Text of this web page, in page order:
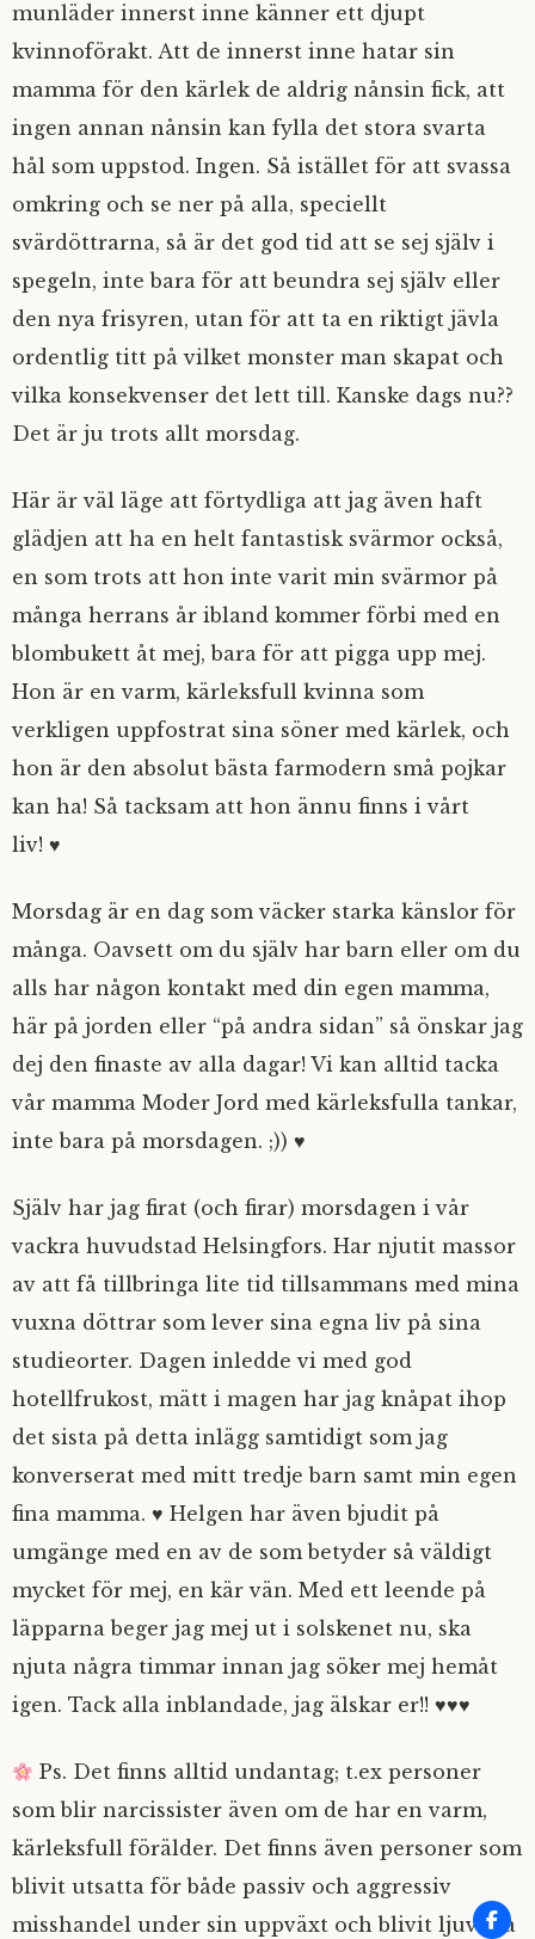
munläder innerst inne känner ett djupt
kvinnoförakt. Att de innerst inne hatar sin
mamma för den kärlek de aldrig nånsin fick, att
ingen annan nånsin kan fylla det stora svarta
hål som uppstod. Ingen. Så istället för att svassa
omkring och se ner på alla, speciellt
svärdöttrarna, så är det god tid att se sej själv i
spegeln, inte bara för att beundra sej själv eller
den nya frisyren, utan för att ta en riktigt jävla
ordentlig titt på vilket monster man skapat och
vilka konsekvenser det lett till. Kanske dags nu??
Det är ju trots allt morsdag.
Här är väl läge att förtydliga att jag även haft
glädjen att ha en helt fantastisk svärmor också,
en som trots att hon inte varit min svärmor på
många herrans år ibland kommer förbi med en
blombukett åt mej, bara för att pigga upp mej.
Hon är en varm, kärleksfull kvinna som
verkligen uppfostrat sina söner med kärlek, och
hon är den absolut bästa farmodern små pojkar
kan ha! Så tacksam att hon ännu finns i vårt
liv! ♥
Morsdag är en dag som väcker starka känslor för
många. Oavsett om du själv har barn eller om du
alls har någon kontakt med din egen mamma,
här på jorden eller “på andra sidan” så önskar jag
dej den finaste av alla dagar! Vi kan alltid tacka
vår mamma Moder Jord med kärleksfulla tankar,
inte bara på morsdagen. ;)) ♥
Själv har jag firat (och firar) morsdagen i vår
vackra huvudstad Helsingfors. Har njutit massor
av att få tillbringa lite tid tillsammans med mina
vuxna döttrar som lever sina egna liv på sina
studieorter. Dagen inledde vi med god
hotellfrukost, mätt i magen har jag knåpat ihop
det sista på detta inlägg samtidigt som jag
konverserat med mitt tredje barn samt min egen
fina mamma. ♥ Helgen har även bjudit på
umgänge med en av de som betyder så väldigt
mycket för mej, en kär vän. Med ett leende på
läpparna beger jag mej ut i solskenet nu, ska
njuta några timmar innan jag söker mej hemåt
igen. Tack alla inblandade, jag älskar er!! ♥♥♥
Ps. Det finns alltid undantag; t.ex personer
som blir narcissister även om de har en varm,
kärleksfull förälder. Det finns även personer som
blivit utsatta för både passiv och aggressiv
misshandel under sin uppväxt och blivit ljuvliga